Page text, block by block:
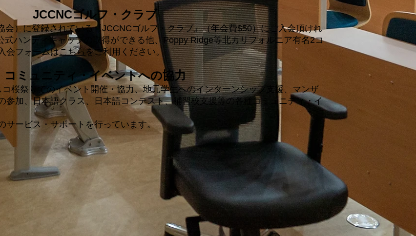
JCCNCゴルフ・クラブ
会）に登録されている『JCCNCゴルフ・クラブ』（年会費$50）にご入会頂けれ
式ハンディキャップの取得ができる他、Poppy Ridge等北カリフォルニア有名2コ
会フォームはこちら をご利用ください。
コミュニティ・イベントへの協力
桜祭りでのイベント開催・協力、地元学生へのインターンシップ支援、マンザ
参加、日本語クラス、日本語コンテスト、補習校支援等の各種コミュニティ・イ
サービス・サポートを行っています。